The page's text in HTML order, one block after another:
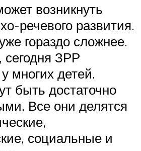
возникнуть
речевого развития.
гораздо сложнее.
ЗРР
многих детей.
быть достаточно
Все они делятся
социальные и